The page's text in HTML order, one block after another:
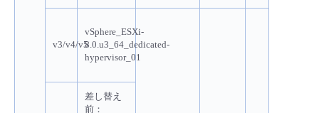
v3/v4/v5
vSphere_ESXi-
8.0.u3_64_dedicated-
hypervisor_01
差し替え
前：